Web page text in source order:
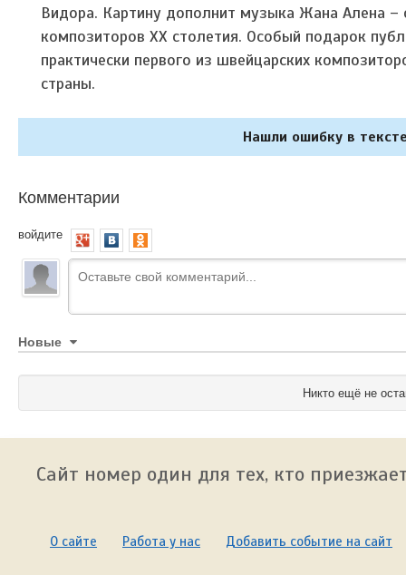
Видора. Картину дополнит музыка Жана Алена –
композиторов XX столетия. Особый подарок
практически первого из швейцарских
страны.
Нашли ошибку в
Комментарии
войдите
Новые
Никто ещё не
Сайт номер один для тех, кто
О сайте Работа у нас Добавить событие на сайт